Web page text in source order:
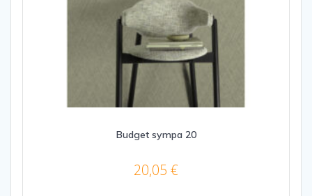
Budget sympa 20
20,05 €